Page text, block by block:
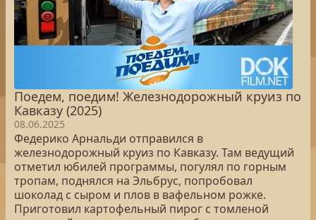
Поедем, поедим! Железнодорожный круиз по
Кавказу (2025)
08.06.2025
Федерико Арнальди отправился в
железнодорожный круиз по Кавказу. Там ведущий
отметил юбилей программы, погулял по горным
тропам, поднялся на Эльбрус, попробовал
шоколад с сыром и плов в вафельном рожке.
Приготовил картофельный пирог с томленой